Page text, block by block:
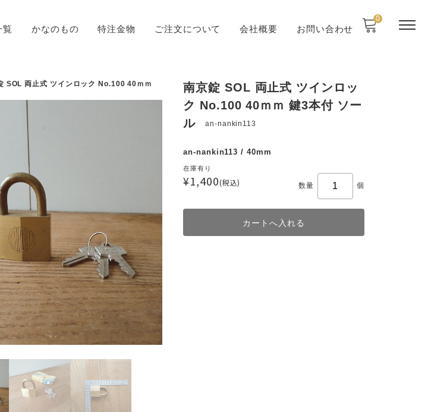
覧 かなのもの 特注金物 ご注文について 会社概要 お問い合わせ
0
SOL 両止式 ツインロック No.100 40ｍｍ
南京錠 SOL 両止式 ツインロッ
ク No.100 40ｍｍ 鍵3本付 ソー
ル
an-nankin113
an-nankin113 / 40mm
在庫有り
¥1,400(税込) 数量 個